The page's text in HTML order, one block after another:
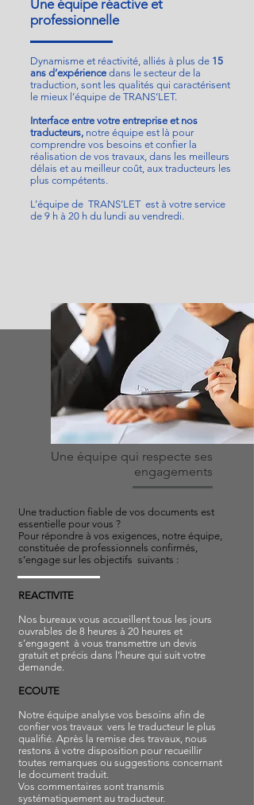
Une équipe réactive et
professionnelle
Dynamisme et réactivité, alliés à plus de 15
ans d’expérience dans le secteur de la
traduction, sont les qualités qui caractérisent
le mieux l’équipe de TRANS’LET.
Interface entre votre entreprise et nos
traducteurs, notre équipe est là pour
comprendre vos besoins et confier la
réalisation de vos travaux, dans les meilleurs
délais et au meilleur coût, aux traducteurs les
plus compétents.
L’équipe de TRANS’LET est à votre service
de 9 h à 20 h du lundi au vendredi.
Une équipe qui respecte ses
engagements
Une traduction fiable de vos documents est
essentielle pour vous ?
Pour répondre à vos exigences, notre équipe,
constituée de professionnels confirmés,
s’engage sur les objectifs suivants :
REACTIVITE
Nos bureaux vous accueillent tous les jours
ouvrables de 8 heures à 20 heures et
s’engagent à vous transmettre un devis
gratuit et précis dans l’heure qui suit votre
demande.
ECOUTE
Notre équipe analyse vos besoins afin de
confier vos travaux vers le traducteur le plus
qualifié. Après la remise des travaux, nous
restons à votre disposition pour recueillir
toutes remarques ou suggestions concernant
le document traduit.
Vos commentaires sont transmis
systématiquement au traducteur.